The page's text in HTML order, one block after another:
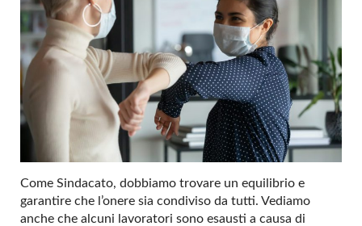
Come Sindacato, dobbiamo trovare un equilibrio e
garantire che l’onere sia condiviso da tutti. Vediamo
anche che alcuni lavoratori sono esausti a causa di